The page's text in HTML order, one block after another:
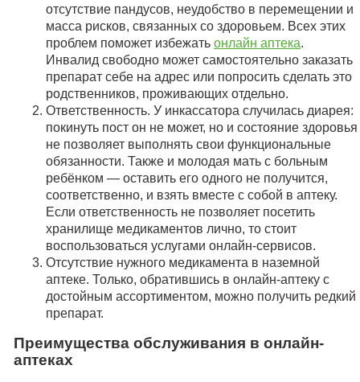
отсутствие пандусов, неудобство в перемещении и
масса рисков, связанных со здоровьем. Всех этих
проблем поможет избежатьонлайн аптека.
Инвалид свободно может самостоятельно заказать
препарат себе на адрес или попросить сделать это
родственников, проживающих отдельно.
Ответственность. У инкассатора случилась диарея:
покинуть пост он не может, но и состояние здоровья
не позволяет выполнять свои функциональные
обязанности. Также и молодая мать с больным
ребёнком — оставить его одного не получится,
соответственно, и взять вместе с собой в аптеку.
Если ответственность не позволяет посетить
хранилище медикаментов лично, то стоит
воспользоваться услугами онлайн-сервисов.
Отсутствие нужного медикамента в наземной
аптеке. Только, обратившись в онлайн-аптеку с
достойным ассортиментом, можно получить редкий
препарат.
Преимущества обслуживания в онлайн-
аптеках